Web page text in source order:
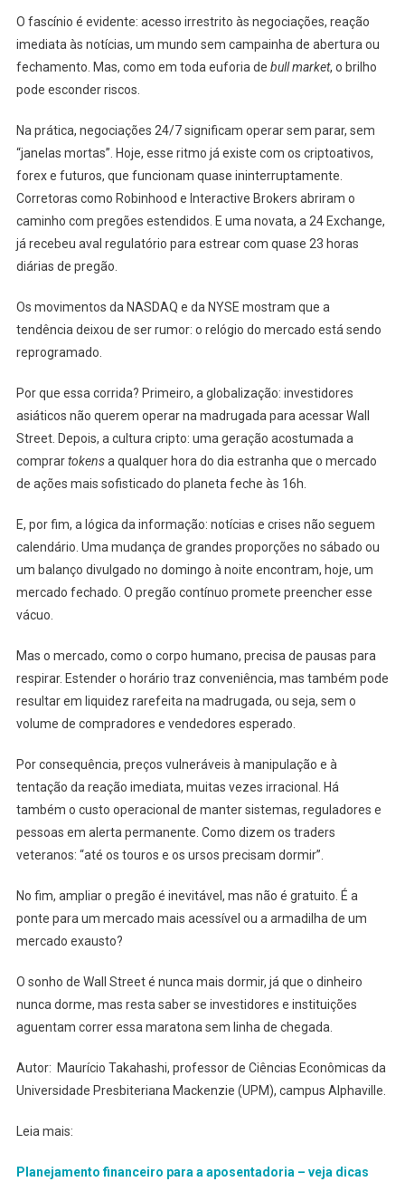
O fascínio é evidente: acesso irrestrito às negociações, reação
imediata às notícias, um mundo sem campainha de abertura ou
fechamento. Mas, como em toda euforia de bull market, o brilho
pode esconder riscos.
Na prática, negociações 24/7 significam operar sem parar, sem
“janelas mortas”. Hoje, esse ritmo já existe com os criptoativos,
forex e futuros, que funcionam quase ininterruptamente.
Corretoras como Robinhood e Interactive Brokers abriram o
caminho com pregões estendidos. E uma novata, a 24 Exchange,
já recebeu aval regulatório para estrear com quase 23 horas
diárias de pregão.
Os movimentos da NASDAQ e da NYSE mostram que a
tendência deixou de ser rumor: o relógio do mercado está sendo
reprogramado.
Por que essa corrida? Primeiro, a globalização: investidores
asiáticos não querem operar na madrugada para acessar Wall
Street. Depois, a cultura cripto: uma geração acostumada a
comprartokensa qualquer hora do dia estranha que o mercado
de ações mais sofisticado do planeta feche às 16h.
E, por fim, a lógica da informação: notícias e crises não seguem
calendário. Uma mudança de grandes proporções no sábado ou
um balanço divulgado no domingo à noite encontram, hoje, um
mercado fechado. O pregão contínuo promete preencher esse
vácuo.
Mas o mercado, como o corpo humano, precisa de pausas para
respirar. Estender o horário traz conveniência, mas também pode
resultar em liquidez rarefeita na madrugada, ou seja, sem o
volume de compradores e vendedores esperado.
Por consequência, preços vulneráveis à manipulação e à
tentação da reação imediata, muitas vezes irracional. Há
também o custo operacional de manter sistemas, reguladores e
pessoas em alerta permanente. Como dizem os traders
veteranos: “até os touros e os ursos precisam dormir”.
No fim, ampliar o pregão é inevitável, mas não é gratuito. É a
ponte para um mercado mais acessível ou a armadilha de um
mercado exausto?
O sonho de Wall Street é nunca mais dormir, já que o dinheiro
nunca dorme, mas resta saber se investidores e instituições
aguentam correr essa maratona sem linha de chegada.
Autor: Maurício Takahashi, professor de Ciências Econômicas da
Universidade Presbiteriana Mackenzie (UPM), campus Alphaville.
Leia mais:
Planejamento financeiro para a aposentadoria – veja dicas